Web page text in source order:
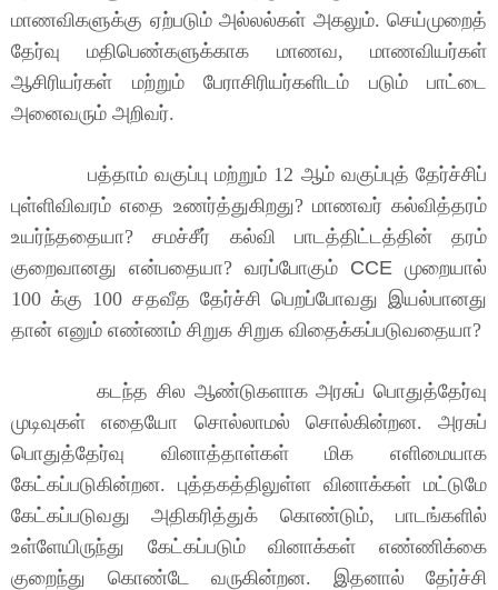
மாணவிகளுக்கு ஏற்படும் அல்லல்கள் அகலும். செய்முறைத்
தேர்வு மதிபெண்களுக்காக மாணவ, மாணவியர்கள்
ஆசிரியர்கள் மற்றும் பேராசிரியர்களிடம் படும் பாட்டை
அனைவரும் அறிவர்.
பத்தாம் வகுப்பு மற்றும் 12 ஆம் வகுப்புத் தேர்ச்சிப்
புள்ளிவிவரம் எதை உணர்த்துகிறது? மாணவர் கல்வித்தரம்
உயர்ந்ததையா? சமச்சீர் கல்வி பாடத்திட்டத்தின் தரம்
குறைவானது என்பதையா? வரப்போகும் CCE முறையால்
100 க்கு 100 சதவீத தேர்ச்சி பெறப்போவது இயல்பானது
தான் எனும் எண்ணம் சிறுக சிறுக விதைக்கப்படுவதையா?
கடந்த சில ஆண்டுகளாக அரசுப் பொதுத்தேர்வு
முடிவுகள் எதையோ சொல்லாமல் சொல்கின்றன. அரசுப்
பொதுத்தேர்வு வினாத்தாள்கள் மிக எளிமையாக
கேட்கப்படுகின்றன. புத்தகத்திலுள்ள வினாக்கள் மட்டுமே
கேட்கப்படுவது அதிகரித்துக் கொண்டும், பாடங்களில்
உள்ளேயிருந்து கேட்கப்படும் வினாக்கள் எண்ணிக்கை
குறைந்து கொண்டே வருகின்றன. இதனால் தேர்ச்சி